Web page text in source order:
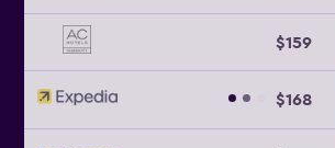
$159
$168